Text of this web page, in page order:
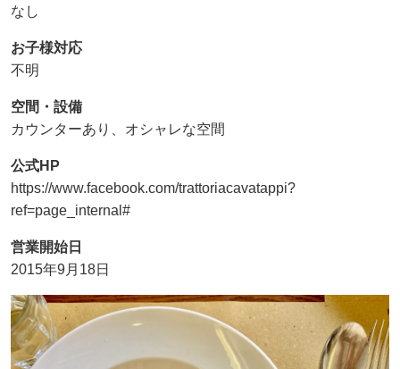
なし
お子様対応
不明
空間・設備
カウンターあり、オシャレな空間
公式HP
https://www.facebook.com/trattoriacavatappi?
ref=page_internal#
営業開始日
2015年9月18日